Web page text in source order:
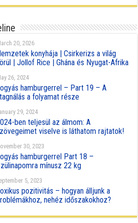
20, 2026
konyhája | Csirkerizs a világ
| Jollof Rice | Ghána és Nyugat-Afrika
26, 2024
hamburgerrel – Part 19 – A
a folyamat része
29, 2024
ben teljesül az álmom: A
viselve is láthatom rajtatok!
30, 2023
hamburgerrel Part 18 –
mínusz 22 kg
5, 2023
pozitivitás – hogyan álljunk a
nehéz időszakokhoz?